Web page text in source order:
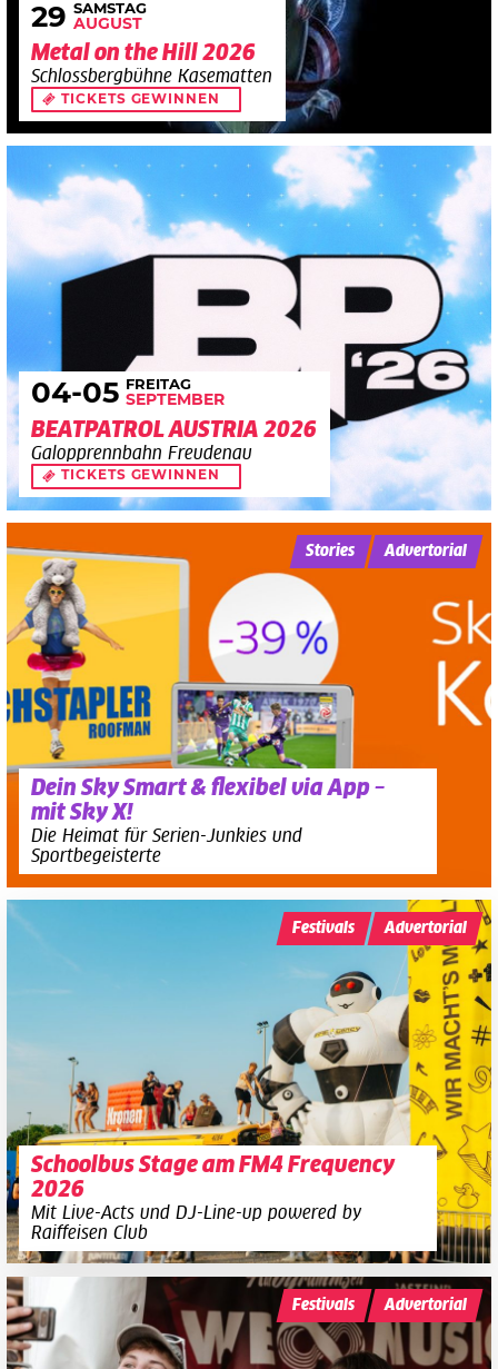
29 SAMSTAG
AUGUST
Metal on the Hill 2026
Schlossbergbühne Kasematten
TICKETS GEWINNEN
04-05 FREITAG
SEPTEMBER
BEATPATROL AUSTRIA 2026
Galopprennbahn Freudenau
TICKETS GEWINNEN
Dein Sky Smart & flexibel via App –
mit Sky X!
Die Heimat für Serien-Junkies und
Sportbegeisterte
Stories Advertorial
Schoolbus Stage am FM4 Frequency
2026
Mit Live-Acts und DJ-Line-up powered by
Raiffeisen Club
Festivals Advertorial
Festivals Advertorial